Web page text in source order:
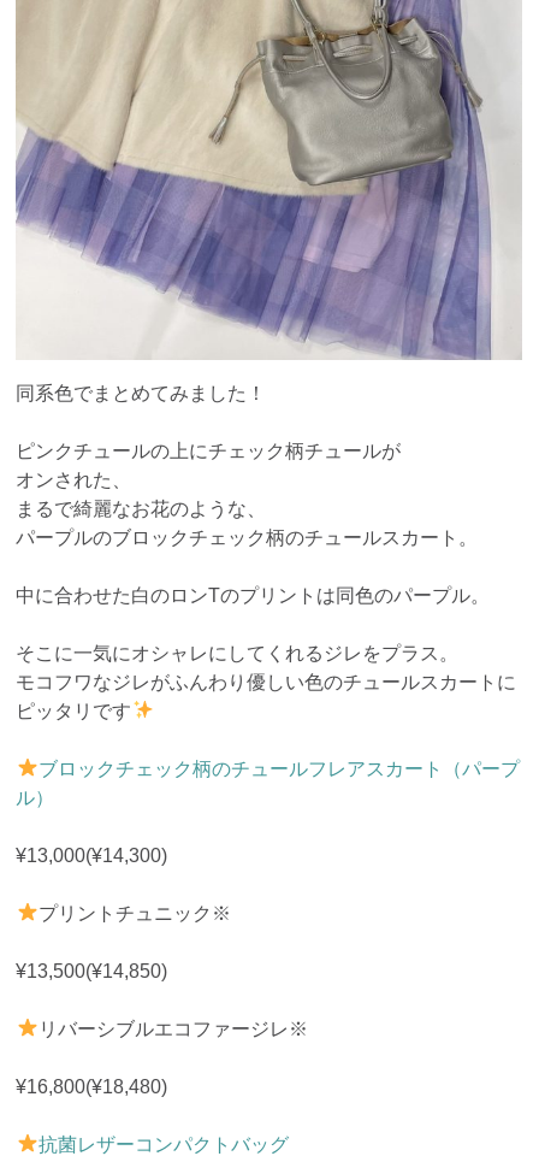
同系色でまとめてみました！
ピンクチュールの上にチェック柄チュールが
オンされた、
まるで綺麗なお花のような、
パープルのブロックチェック柄のチュールスカート。
中に合わせた白のロンTのプリントは同色のパープル。
そこに一気にオシャレにしてくれるジレをプラス。
モコフワなジレがふんわり優しい色のチュールスカートに
ピッタリです
ブロックチェック柄のチュールフレアスカート（パープ
ル）
¥13,000(¥14,300)
プリントチュニック※
¥13,500(¥14,850)
リバーシブルエコファージレ※
¥16,800(¥18,480)
抗菌レザーコンパクトバッグ